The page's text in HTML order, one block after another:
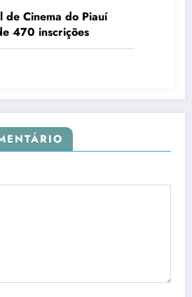
de Cinema do Piauí
470 inscrições